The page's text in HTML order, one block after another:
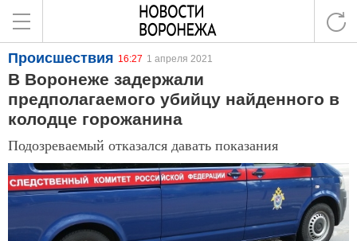
Происшествия 16:27 1 апреля 2021
В Воронеже задержали
предполагаемого убийцу найденного в
колодце горожанина
Подозреваемый отказался давать показания